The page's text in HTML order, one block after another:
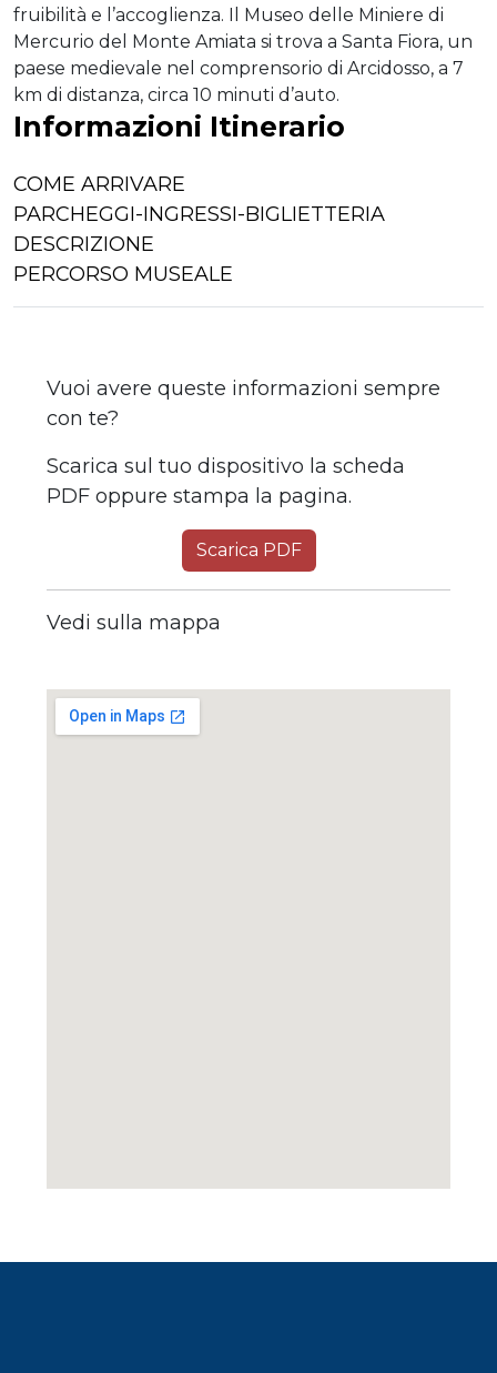
fruibilità e l’accoglienza. Il Museo delle Miniere di
Mercurio del Monte Amiata si trova a Santa Fiora, un
paese medievale nel comprensorio di Arcidosso, a 7
km di distanza, circa 10 minuti d’auto.
Informazioni Itinerario
COME ARRIVARE
PARCHEGGI-INGRESSI-BIGLIETTERIA
DESCRIZIONE
PERCORSO MUSEALE
Vuoi avere queste informazioni sempre
con te?
Scarica sul tuo dispositivo la scheda
PDF oppure stampa la pagina.
Scarica PDF
Vedi sulla mappa